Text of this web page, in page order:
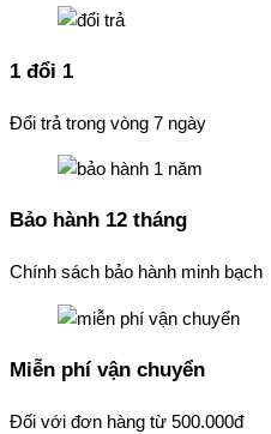
1 đổi 1
Đổi trả trong vòng 7 ngày
Bảo hành 12 tháng
Chính sách bảo hành minh bạch
Miễn phí vận chuyển
Đối với đơn hàng từ 500.000đ